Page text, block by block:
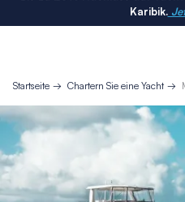
Karibik.
Startseite Chartern Sie eine Yacht